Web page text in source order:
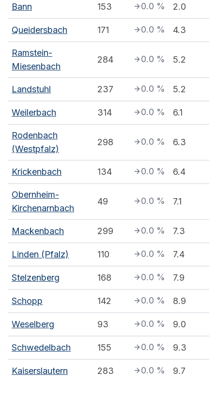
Bann 153 0.0 % 2.0
Queidersbach 171 0.0 % 4.3
Ramstein-
Miesenbach
284 0.0 % 5.2
Landstuhl 237 0.0 % 5.2
Weilerbach 314 0.0 % 6.1
Rodenbach
(Westpfalz)
298 0.0 % 6.3
Krickenbach 134 0.0 % 6.4
Obernheim-
Kirchenarnbach
49 0.0 % 7.1
Mackenbach 299 0.0 % 7.3
Linden (Pfalz) 110 0.0 % 7.4
Stelzenberg 168 0.0 % 7.9
Schopp 142 0.0 % 8.9
Weselberg 93 0.0 % 9.0
Schwedelbach 155 0.0 % 9.3
Kaiserslautern 283 0.0 % 9.7